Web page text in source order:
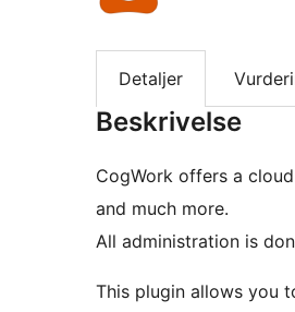
Detaljer
Beskrivelse
CogWork offers a
and much more.
All administration is
This plugin allows you